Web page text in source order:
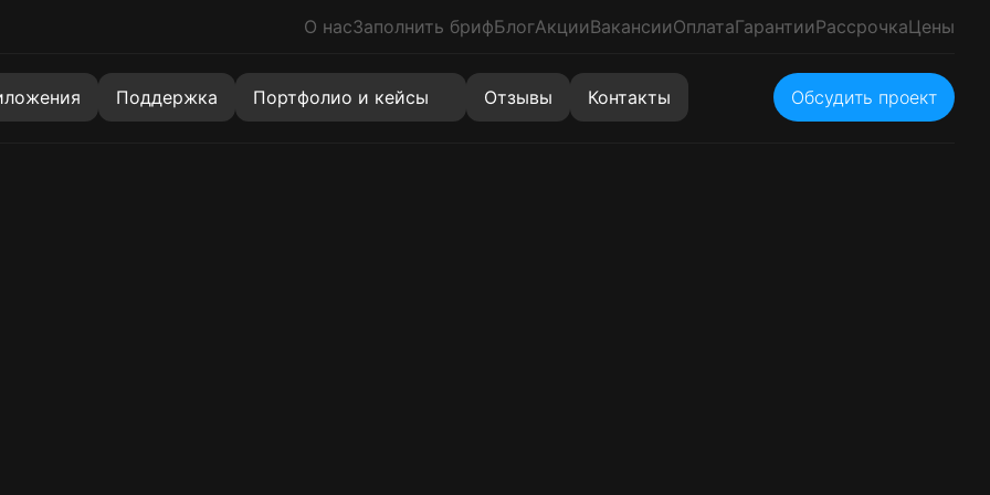
О насЗаполнить брифБлогАкцииВакансииОплатаГарантииРассрочкаЦены
Поддержка Портфолио и кейсы Отзывы Контакты Обсудить проект
с политикой персональных данных